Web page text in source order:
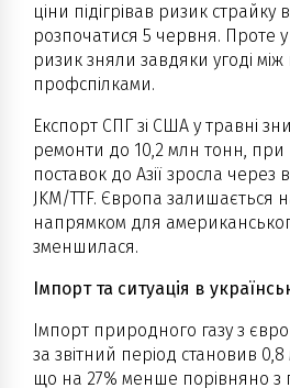
ціни підігрівав ризик страйку
розпочатися 5 червня. Проте
ризик зняли завдяки угоді
профспілками.
Експорт СПГ зі США у травні
ремонти до 10,2 млн тонн, при
поставок до Азії зросла через
JKM/TTF. Європа залишається
напрямком для
зменшилася.
Імпорт та ситуація в
Імпорт природного газу з
за звітний період становив
що на 27% менше порівняно з